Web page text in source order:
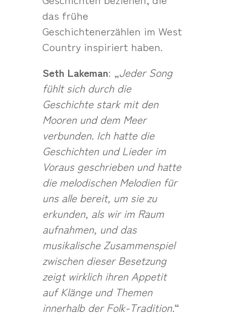
das frühe
Geschichtenerzählen im West
Country inspiriert haben.
Seth Lakeman: „Jeder Song
fühlt sich durch die
Geschichte stark mit den
Mooren und dem Meer
verbunden. Ich hatte die
Geschichten und Lieder im
Voraus geschrieben und hatte
die melodischen Melodien für
uns alle bereit, um sie zu
erkunden, als wir im Raum
aufnahmen, und das
musikalische Zusammenspiel
zwischen dieser Besetzung
zeigt wirklich ihren Appetit
auf Klänge und Themen
innerhalb der Folk-Tradition.“